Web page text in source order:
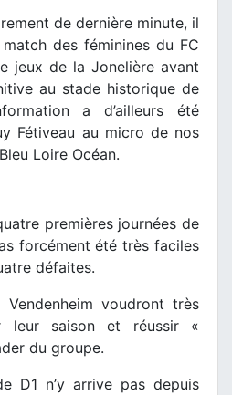
de dernière minute, il
des féminines du FC
jeux de la Jonelière avant
au stade historique de
a d’ailleurs été
Fétiveau au micro de nos
Loire Océan.
premières journées de
forcément été très faciles
défaites.
Vendenheim voudront très
leur saison et réussir «
du groupe.
D1 n’y arrive pas depuis